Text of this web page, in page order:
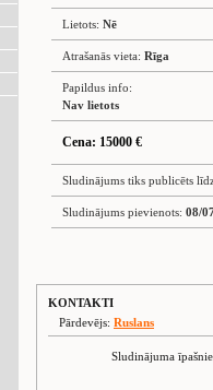
Lietots: Nē
Atrašanās vieta: Rīga
Papildus info:
Nav lietots
Cena: 15000 €
Sludinājums tiks publicēts
Sludinājums pievienots: 08/
KONTAKTI
Pārdevējs: Ruslans
Sludinājuma